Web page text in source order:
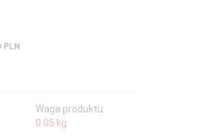
PLN
Waga produktu:
0.05 kg